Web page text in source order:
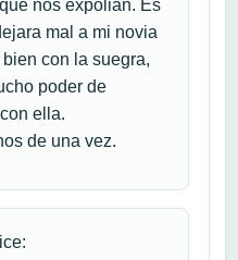
nos expolian. Es
mal a mi novia
con la suegra,
poder de
ella.
de una vez.